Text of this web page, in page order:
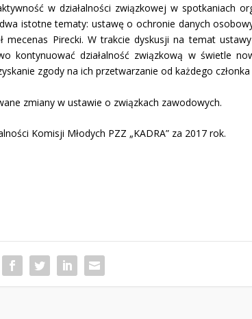
w działalności związkowej w spotkaniach
istotne tematy: ustawę o ochronie danych
Pirecki. W trakcie dyskusji na temat
kontynuować działalność związkową w świetle
zgody na ich przetwarzanie od każdego członka
zmiany w ustawie o związkach zawodowych.
Komisji Młodych PZZ „KADRA” za 2017 rok.